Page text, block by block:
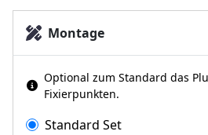
Montage
Optional zum Standard das
Fixierpunkten.
Standard Set